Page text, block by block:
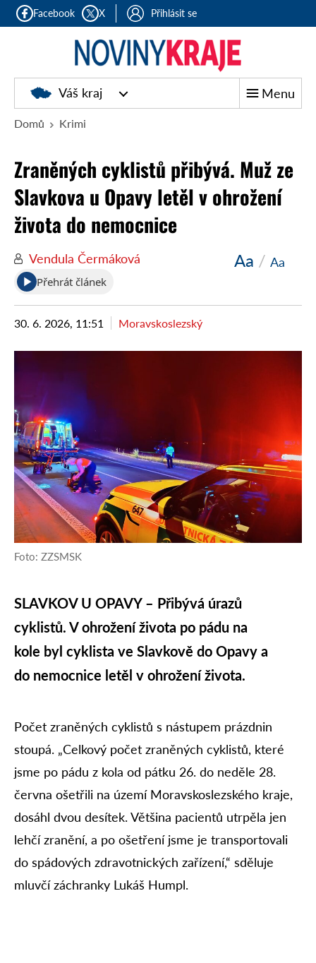
Facebook X Přihlásit se
Noviny
kraje
Váš kraj Menu
Domů Krimi
Zraněných cyklistů přibývá. Muž ze
Slavkova u Opavy letěl v ohrožení
života do nemocnice
Vendula Čermáková Aa / Aa
Přehrát článek
30. 6. 2026, 11:51 Moravskoslezský
Foto: ZZSMSK
SLAVKOV U OPAVY – Přibývá úrazů
cyklistů. V ohrožení života po pádu na
kole byl cyklista ve Slavkově do Opavy a
do nemocnice letěl v ohrožení života.
Počet zraněných cyklistů s nástupem prázdnin
stoupá. „Celkový počet zraněných cyklistů, které
jsme po pádu z kola od pátku 26. do neděle 28.
června ošetřili na území Moravskoslezského kraje,
dosáhl dvou desítek. Většina pacientů utrpěla jen
lehčí zranění, a po ošetření jsme je transportovali
do spádových zdravotnických zařízení,“ sděluje
mluvčí záchranky Lukáš Humpl.